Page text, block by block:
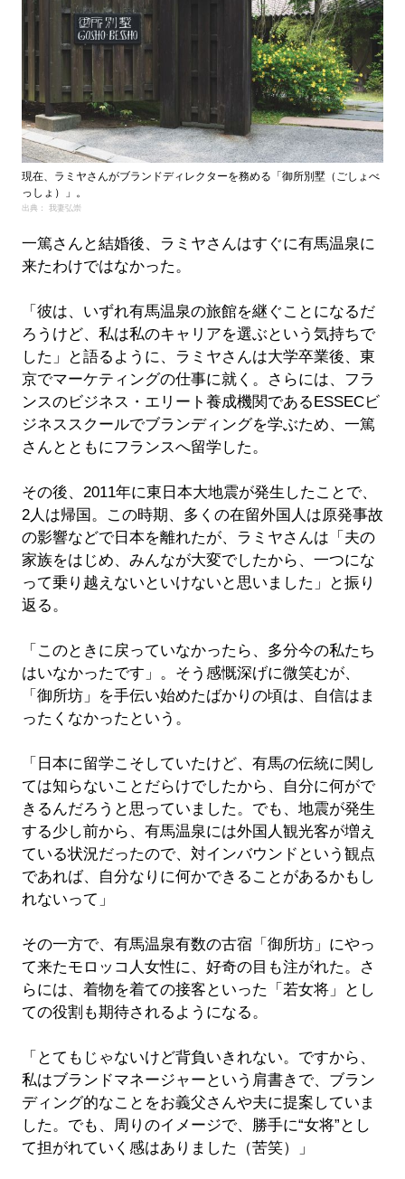
現在、ラミヤさんがブランドディレクターを務める「御所別墅（ごしょべ
っしょ）」。
出典： 我妻弘崇
一篤さんと結婚後、ラミヤさんはすぐに有馬温泉に
来たわけではなかった。
「彼は、いずれ有馬温泉の旅館を継ぐことになるだ
ろうけど、私は私のキャリアを選ぶという気持ちで
した」と語るように、ラミヤさんは大学卒業後、東
京でマーケティングの仕事に就く。さらには、フラ
ンスのビジネス・エリート養成機関であるESSECビ
ジネススクールでブランディングを学ぶため、一篤
さんとともにフランスへ留学した。
その後、2011年に東日本大地震が発生したことで、
2人は帰国。この時期、多くの在留外国人は原発事故
の影響などで日本を離れたが、ラミヤさんは「夫の
家族をはじめ、みんなが大変でしたから、一つにな
って乗り越えないといけないと思いました」と振り
返る。
「このときに戻っていなかったら、多分今の私たち
はいなかったです」。そう感慨深げに微笑むが、
「御所坊」を手伝い始めたばかりの頃は、自信はま
ったくなかったという。
「日本に留学こそしていたけど、有馬の伝統に関し
ては知らないことだらけでしたから、自分に何がで
きるんだろうと思っていました。でも、地震が発生
する少し前から、有馬温泉には外国人観光客が増え
ている状況だったので、対インバウンドという観点
であれば、自分なりに何かできることがあるかもし
れないって」
その一方で、有馬温泉有数の古宿「御所坊」にやっ
て来たモロッコ人女性に、好奇の目も注がれた。さ
らには、着物を着ての接客といった「若女将」とし
ての役割も期待されるようになる。
「とてもじゃないけど背負いきれない。ですから、
私はブランドマネージャーという肩書きで、ブラン
ディング的なことをお義父さんや夫に提案していま
した。でも、周りのイメージで、勝手に“女将”とし
て担がれていく感はありました（苦笑）」